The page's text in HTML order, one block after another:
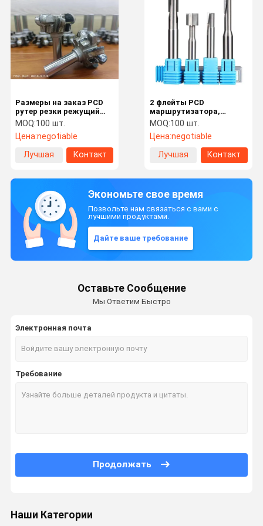
Размеры на заказ PCD
рутер резки режущий
край диаметр 1/4 дюйма
до 1 дюйма
MOQ:100 шт.
Цена:negotiable
Лучшая
Контакт
2 флейты PCD
маршрутизатора,
настроенные для
плавного и точного
маршрутизации
MOQ:100 шт.
Цена:negotiable
Лучшая
Контакт
Экономьте свое время
Позвольте нам связаться с вами с
лучшими продуктами.
Дайте ваше требование
Оставьте Сообщение
Мы Ответим Быстро
Электронная почта
Требование
Продолжать
Наши Категории